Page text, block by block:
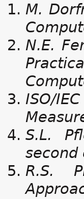
M.
N.E.
ISO/
S.L.
second
R.S.